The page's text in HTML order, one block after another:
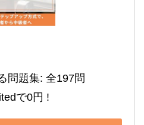
問題集: 全197問
で0円 !